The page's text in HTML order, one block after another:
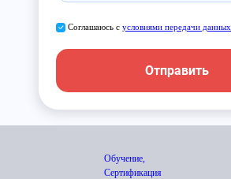
Соглашаюсь с условиями передачи данных
Отправить
Обучение,
Сертификация